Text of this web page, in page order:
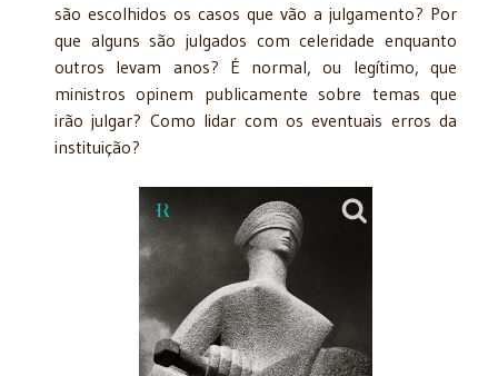
são escolhidos os casos que vão a julgamento? Por
que alguns são julgados com celeridade enquanto
outros levam anos? É normal, ou legítimo, que
ministros opinem publicamente sobre temas que
irão julgar? Como lidar com os eventuais erros da
instituição?